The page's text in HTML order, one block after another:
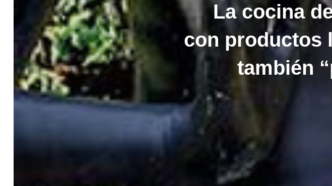
La cocina
con productos
también